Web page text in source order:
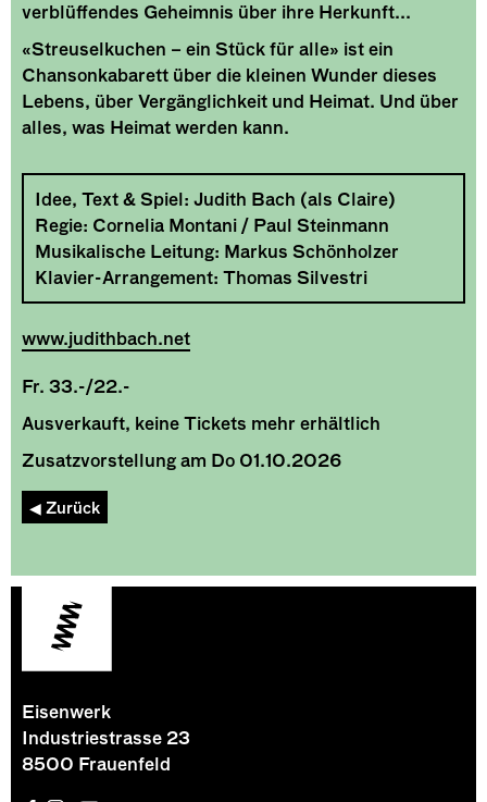
verblüffendes Geheimnis über ihre Herkunft...
«Streuselkuchen – ein Stück für alle» ist ein
Chansonkabarett über die kleinen Wunder dieses
Lebens, über Vergänglichkeit und Heimat. Und über
alles, was Heimat werden kann.
Idee, Text & Spiel: Judith Bach (als Claire)
Regie: Cornelia Montani / Paul Steinmann
Musikalische Leitung: Markus Schönholzer
Klavier-Arrangement: Thomas Silvestri
www.judithbach.net
Fr. 33.-/22.-
Ausverkauft, keine Tickets mehr erhältlich
Zusatzvorstellung am Do 01.10.2026
◀︎ Zurück
Eisenwerk
Industriestrasse 23
8500 Frauenfeld